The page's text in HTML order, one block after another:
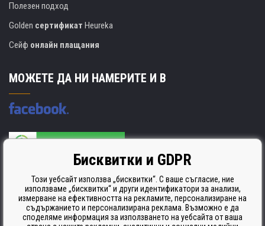
Полезен подход
Golden сертификат Heureka
Сейф онлайн плащания
МОЖЕТЕ ДА НИ НАМЕРИТЕ И В
Производителят на касети е сертифициран
ISO 9001. ISO 14001 и STMC.
Бисквитки и GDPR
Този уебсайт използва „бисквитки“. С ваше съгласие, ние
използваме „бисквитки“ и други идентификатори за анализи,
измерване на ефективността на рекламите, персонализиране на
съдържанието и персонализирана реклама. Възможно е да
споделяме информация за използването на уебсайта от ваша